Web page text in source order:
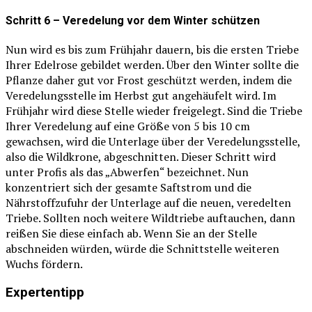
Schritt 6 – Veredelung vor dem Winter schützen
Nun wird es bis zum Frühjahr dauern, bis die ersten Triebe
Ihrer Edelrose gebildet werden. Über den Winter sollte die
Pflanze daher gut vor Frost geschützt werden, indem die
Veredelungsstelle im Herbst gut angehäufelt wird. Im
Frühjahr wird diese Stelle wieder freigelegt. Sind die Triebe
Ihrer Veredelung auf eine Größe von 5 bis 10 cm
gewachsen, wird die Unterlage über der Veredelungsstelle,
also die Wildkrone, abgeschnitten. Dieser Schritt wird
unter Profis als das „Abwerfen“ bezeichnet. Nun
konzentriert sich der gesamte Saftstrom und die
Nährstoffzufuhr der Unterlage auf die neuen, veredelten
Triebe. Sollten noch weitere Wildtriebe auftauchen, dann
reißen Sie diese einfach ab. Wenn Sie an der Stelle
abschneiden würden, würde die Schnittstelle weiteren
Wuchs fördern.
Expertentipp